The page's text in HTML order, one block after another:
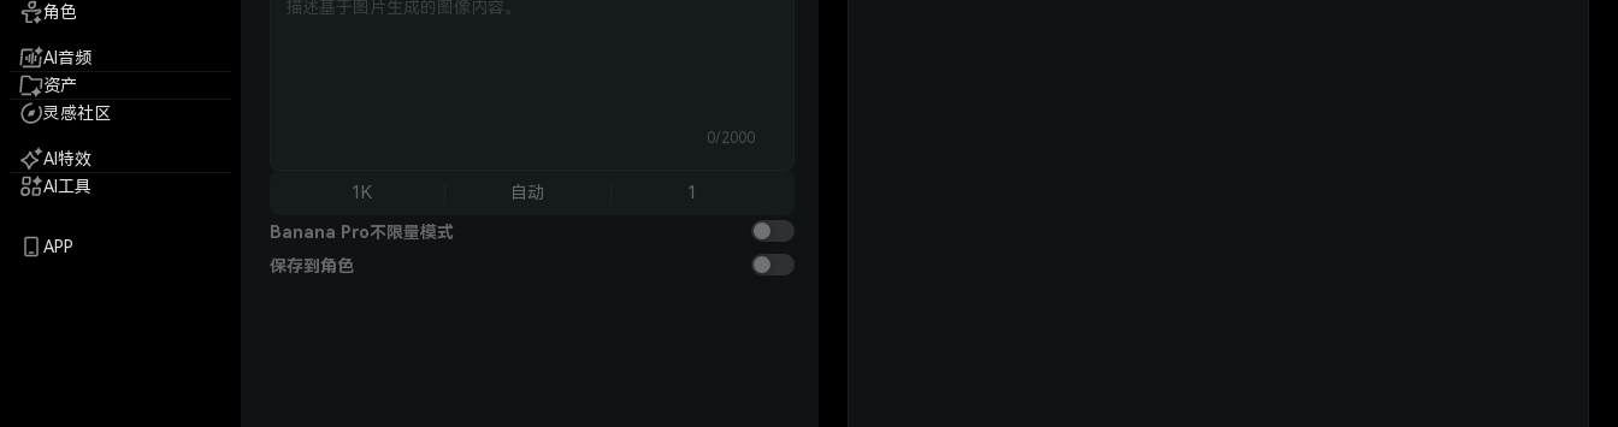
角色
AI音频
资产
灵感社区
AI特效
AI工具
APP
0/2000
1K 自动 1
Banana Pro不限量模式
保存到角色